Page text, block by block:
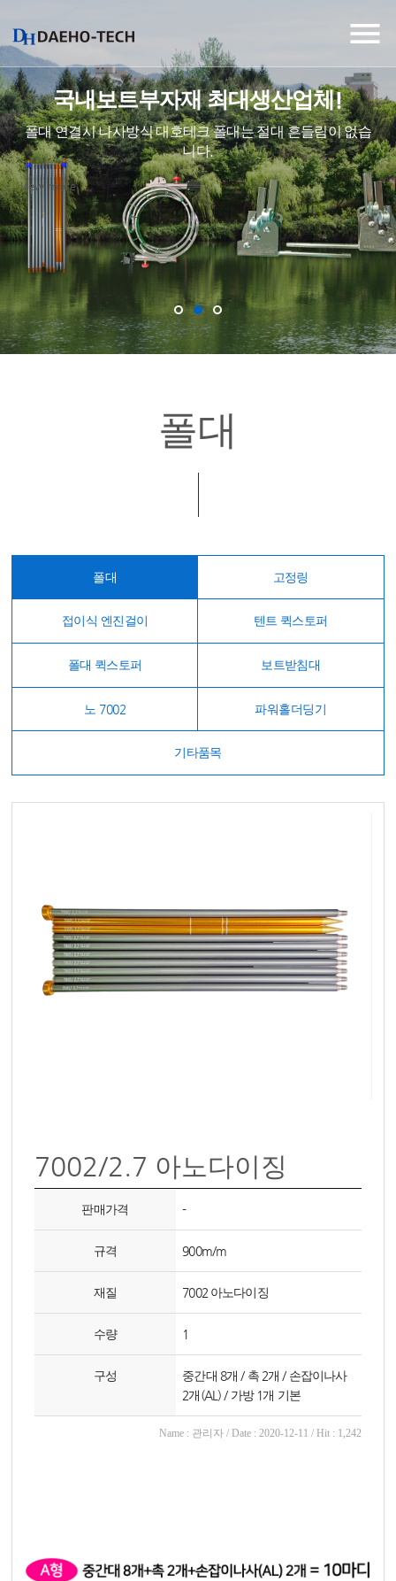

국내보트부자재 최대생산업체!
폴대 연결시 나사방식 대호테크 폴대는절대 흔들림이 없습
니다.
view more
폴대
폴대 고정링
접이식 엔진걸이 텐트 퀵스토퍼
폴대 퀵스토퍼 보트받침대
노 7002 파워홀더딩기
기타품목
7002/2.7 아노다이징
판매가격 -
규격 900m/m
재질 7002 아노다이징
수량 1
구성
중간대 8개 / 촉 2개 / 손잡이나사
2개(AL) / 가방 1개 기본
Name : 관리자 / Date : 2020-12-11 / Hit : 1,242